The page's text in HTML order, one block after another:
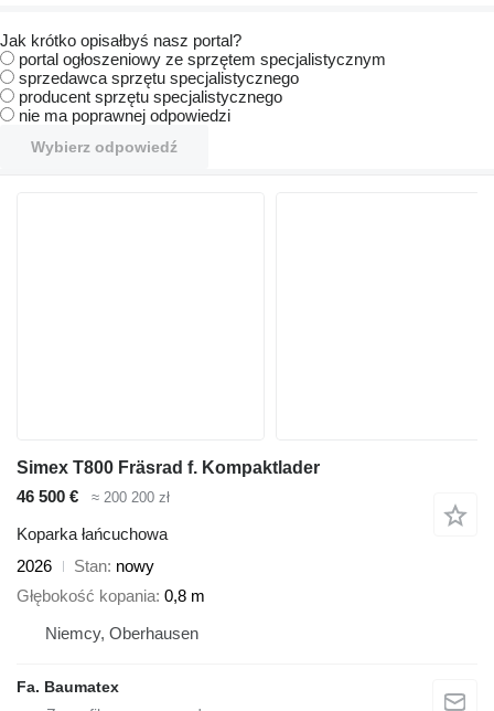
Jak krótko opisałbyś nasz portal?
portal ogłoszeniowy ze sprzętem specjalistycznym
sprzedawca sprzętu specjalistycznego
producent sprzętu specjalistycznego
nie ma poprawnej odpowiedzi
Wybierz odpowiedź
Simex T800 Fräsrad f. Kompaktlader
46 500 €
≈ 200 200 zł
Koparka łańcuchowa
2026
Stan nowy
Głębokość kopania 0,8 m
Niemcy, Oberhausen
Fa. Baumatex